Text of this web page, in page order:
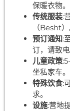
保暖衣物。
传统服装:
（Besht）
预订通知:
订，请致
儿童政策
坐私家车。
特殊饮食:
求。
设施:营地